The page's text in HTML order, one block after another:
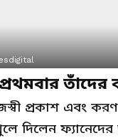
প্রকাশ এবং করণ
দিলেন